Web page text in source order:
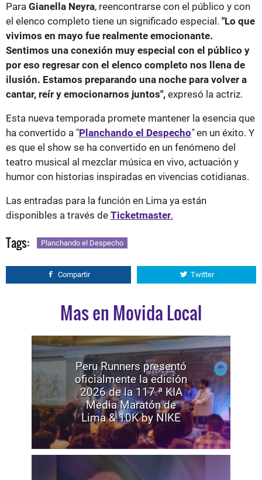
Para Gianella Neyra, reencontrarse con el público y con
el elenco completo tiene un significado especial. "Lo que
vivimos en mayo fue realmente emocionante.
Sentimos una conexión muy especial con el público y
por eso regresar con el elenco completo nos llena de
ilusión. Estamos preparando una noche para volver a
cantar, reír y emocionarnos juntos", expresó la actriz.
Esta nueva temporada promete mantener la esencia que
ha convertido a "Planchando el Despecho"en un éxito. Y
es que el show se ha convertido en un fenómeno del
teatro musical al mezclar música en vivo, actuación y
humor con historias inspiradas en vivencias cotidianas.
Las entradas para la función en Lima ya están
disponibles a través de Ticketmaster.
Tags: Planchando el Despecho
Compartir Twitter
Mas en Movida Local
Peru Runners presentó
oficialmente la edición
2026 de la 117.ª KIA
Media Maratón de
Lima & 10K by NIKE